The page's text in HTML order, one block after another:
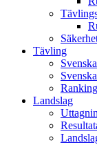
Tävling
Landslag